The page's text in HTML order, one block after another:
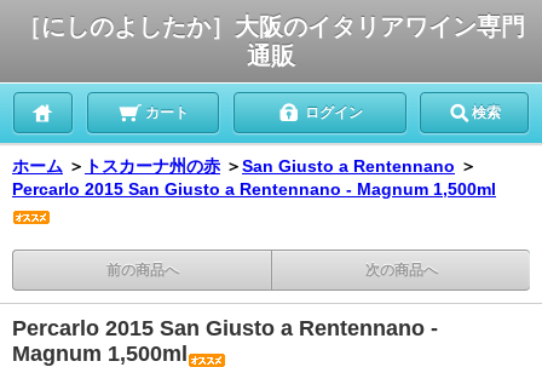
［にしのよしたか］大阪のイタリアワイン専門
通販
カート ログイン 検索
ホーム ＞ トスカーナ州の赤 ＞San Giusto a Rentennano ＞
Percarlo 2015 San Giusto a Rentennano - Magnum 1,500ml
前の商品へ 次の商品へ
Percarlo 2015 San Giusto a Rentennano -
Magnum 1,500ml